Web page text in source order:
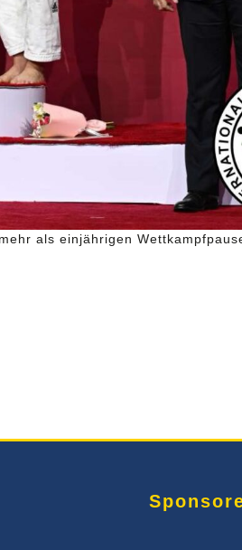
als einjährigen